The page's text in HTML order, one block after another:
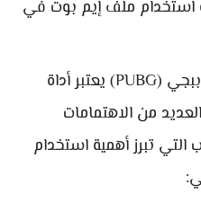
استخدام ملف إيم بوت في
ملف إيم بوت في لعبة ببجي (PUBG) يعتبر أداة
من الاهتمامات
التي تبرز أهمية استخدام